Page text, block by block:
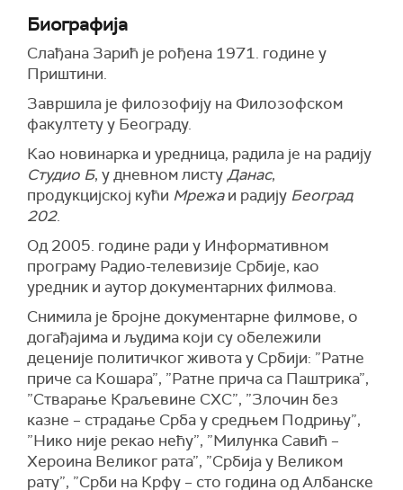
Биографија
Слађана Зарић је рођена 1971. године у
Приштини.
Завршила је филозофију на Филозофском
факултету у Београду.
Као новинарка и уредница, радила је на радију
Студио Б, у дневном листуДанас,
продукцијској кући Мрежаи радију Београд
202.
Од 2005. године ради у Информативном
програму Радио-телевизије Србије, као
уредник и аутор документарних филмова.
Снимила је бројне документарне филмове, о
догађајима и људима који су обележили
деценије политичког живота у Србији: ”Ратне
приче са Кошара”, ”Ратне прича са Паштрика”,
”Стварање Краљевине СХС”, ”Злочин без
казне – страдање Срба у средњем Подрињу”,
”Нико није рекао нећу”, ”Милунка Савић –
Хероина Великог рата”, ”Србија у Великом
рату”, ”Срби на Крфу – сто година од Албанске